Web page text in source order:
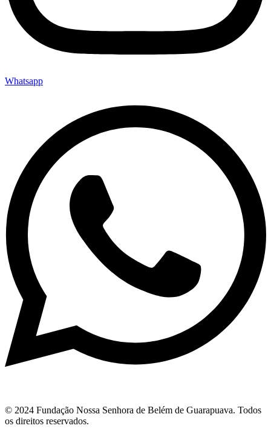
Whatsapp
© 2024 Fundação Nossa Senhora de Belém de Guarapuava. Todos
os direitos reservados.